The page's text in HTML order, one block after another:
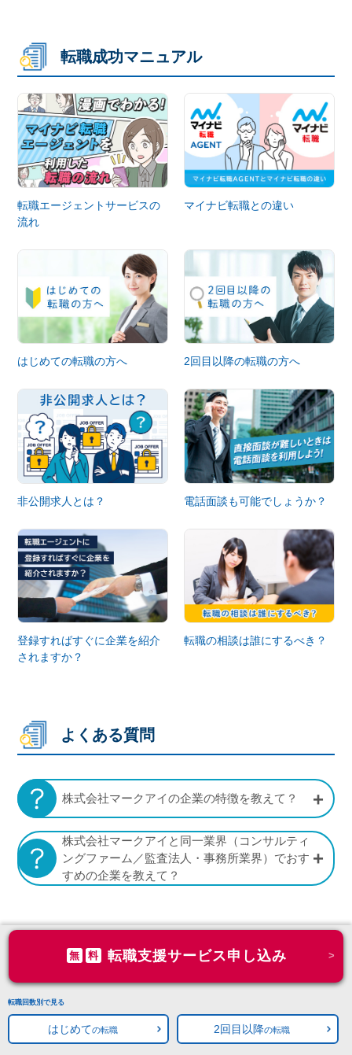
転職成功マニュアル
転職エージェントサービスの
流れ
マイナビ転職との違い
はじめての転職の方へ 2回目以降の転職の方へ
非公開求人とは？ 電話面談も可能でしょうか？
登録すればすぐに企業を紹介
されますか？
転職の相談は誰にするべき？
よくある質問
株式会社マークアイの企業の特徴を教えて？
株式会社マークアイと同一業界（コンサルティ
ングファーム／監査法人・事務所業界）でおす
すめの企業を教えて？
無 料 転職支援サービス申し込み
転職回数別で見る
はじめての転職 2回目以降の転職